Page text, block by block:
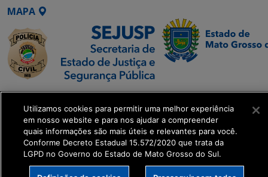
MAPA
SETDIG | Secretaria-
Executiva de
Transformação Digital
get_footer();
Utilizamos cookies para permitir uma melhor experiência
em nosso website e para nos ajudar a compreender
quais informações são mais úteis e relevantes para você.
Conforme Decreto Estadual 15.572/2020 que trata da
LGPD no Governo do Estado de Mato Grosso do Sul.